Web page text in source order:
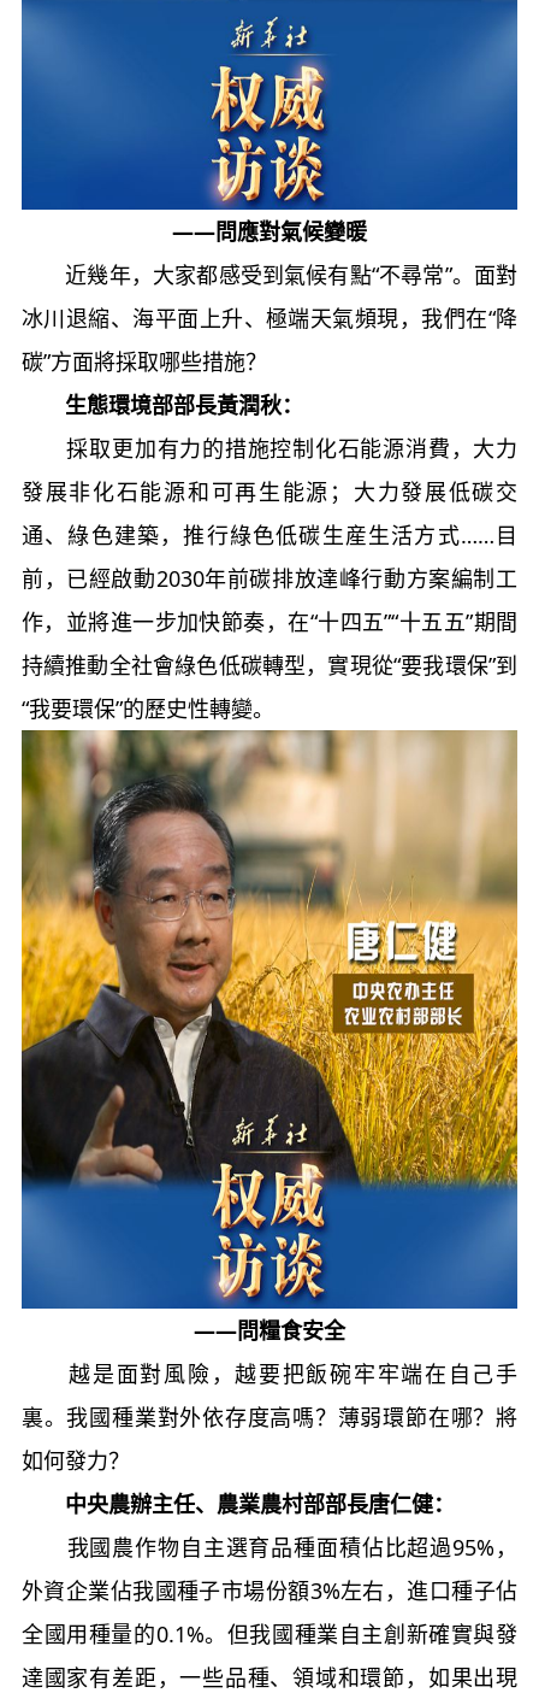
——問應對氣候變暖
近幾年，大家都感受到氣候有點“不尋常”。面對
冰川退縮、海平面上升、極端天氣頻現，我們在“降
碳”方面將採取哪些措施？
生態環境部部長黃潤秋：
採取更加有力的措施控制化石能源消費，大力
發展非化石能源和可再生能源；大力發展低碳交
通、綠色建築，推行綠色低碳生産生活方式……目
前，已經啟動2030年前碳排放達峰行動方案編制工
作，並將進一步加快節奏，在“十四五”“十五五”期間
持續推動全社會綠色低碳轉型，實現從“要我環保”到
“我要環保”的歷史性轉變。
——問糧食安全
越是面對風險，越要把飯碗牢牢端在自己手
裏。我國種業對外依存度高嗎？薄弱環節在哪？將
如何發力？
中央農辦主任、農業農村部部長唐仁健：
我國農作物自主選育品種面積佔比超過95%，
外資企業佔我國種子市場份額3%左右，進口種子佔
全國用種量的0.1%。但我國種業自主創新確實與發
達國家有差距，一些品種、領域和環節，如果出現